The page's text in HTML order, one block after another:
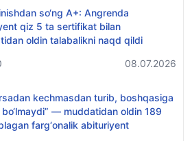
so‘ng A+: Angrenda
qiz 5 ta sertifikat bilan
oldin talabalikni naqd qildi
08.07.2026
kechmasdan turib, boshqasiga
— muddatidan oldin 189
farg‘onalik abituriyent